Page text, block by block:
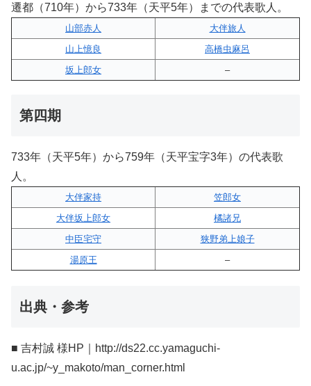
遷都（710年）から733年（天平5年）までの代表歌人。
山部赤人
大伴旅人
山上憶良
高橋虫麻呂
坂上郎女
–
第四期
733年（天平5年）から759年（天平宝字3年）の代表歌
人。
大伴家持
笠郎女
大伴坂上郎女
橘諸兄
中臣宅守
狭野弟上娘子
湯原王
–
出典・参考
■ 吉村誠 様HP｜http://ds22.cc.yamaguchi-
u.ac.jp/~y_makoto/man_corner.html